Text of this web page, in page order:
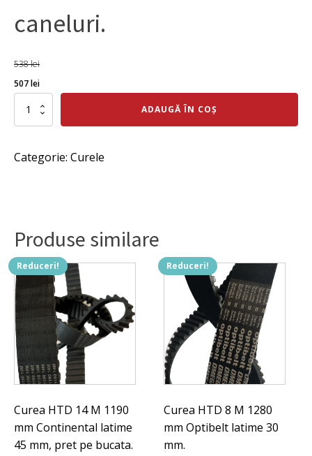
caneluri.
538lei
Prețul
inițial
a
538 lei.
507leiPrețul
curent
este:
Cantitate
cu
ADAUGĂ ÎN COȘ
Categorie: Curele
Produse similare
Reduceri!
Curea HTD 14 M 1190
mm Continental latime
45 mm, pret pe bucata.
Reduceri!
Curea HTD 8 M 1280
mm Optibelt latime 30
mm.